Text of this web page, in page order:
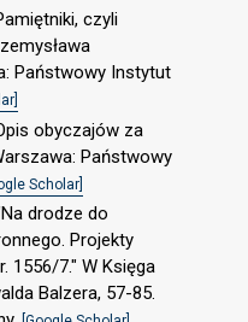
czyli
Państwowy Instytut
obyczajów za
Państwowy
Scholar]
drodze do
Projekty
1556/7." W Księga
Balzera, 57-85.